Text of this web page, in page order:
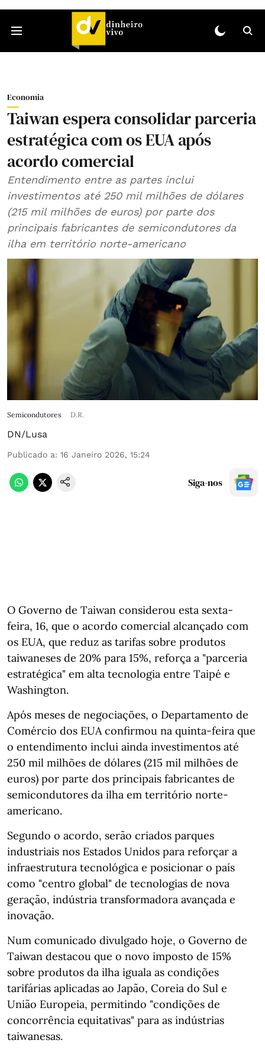
Economia
Taiwan espera consolidar parceria
estratégica com os EUA após
acordo comercial
Entendimento entre as partes inclui
investimentos até 250 mil milhões de dólares
(215 mil milhões de euros) por parte dos
principais fabricantes de semicondutores da
ilha em território norte-americano
Semicondutores D.R.
DN/Lusa
Publicado a: 16 Janeiro 2026, 15:24
Siga-nos
O Governo de Taiwan considerou esta sexta-
feira, 16, que o acordo comercial alcançado com
os EUA, que reduz as tarifas sobre produtos
taiwaneses de 20% para 15%, reforça a "parceria
estratégica" em alta tecnologia entre Taipé e
Washington.
Após meses de negociações, o Departamento de
Comércio dos EUA confirmou na quinta-feira que
o entendimento inclui ainda investimentos até
250 mil milhões de dólares (215 mil milhões de
euros) por parte dos principais fabricantes de
semicondutores da ilha em território norte-
americano.
Segundo o acordo, serão criados parques
industriais nos Estados Unidos para reforçar a
infraestrutura tecnológica e posicionar o país
como "centro global" de tecnologias de nova
geração, indústria transformadora avançada e
inovação.
Num comunicado divulgado hoje, o Governo de
Taiwan destacou que o novo imposto de 15%
sobre produtos da ilha iguala as condições
tarifárias aplicadas ao Japão, Coreia do Sul e
União Europeia, permitindo "condições de
concorrência equitativas" para as indústrias
taiwanesas.